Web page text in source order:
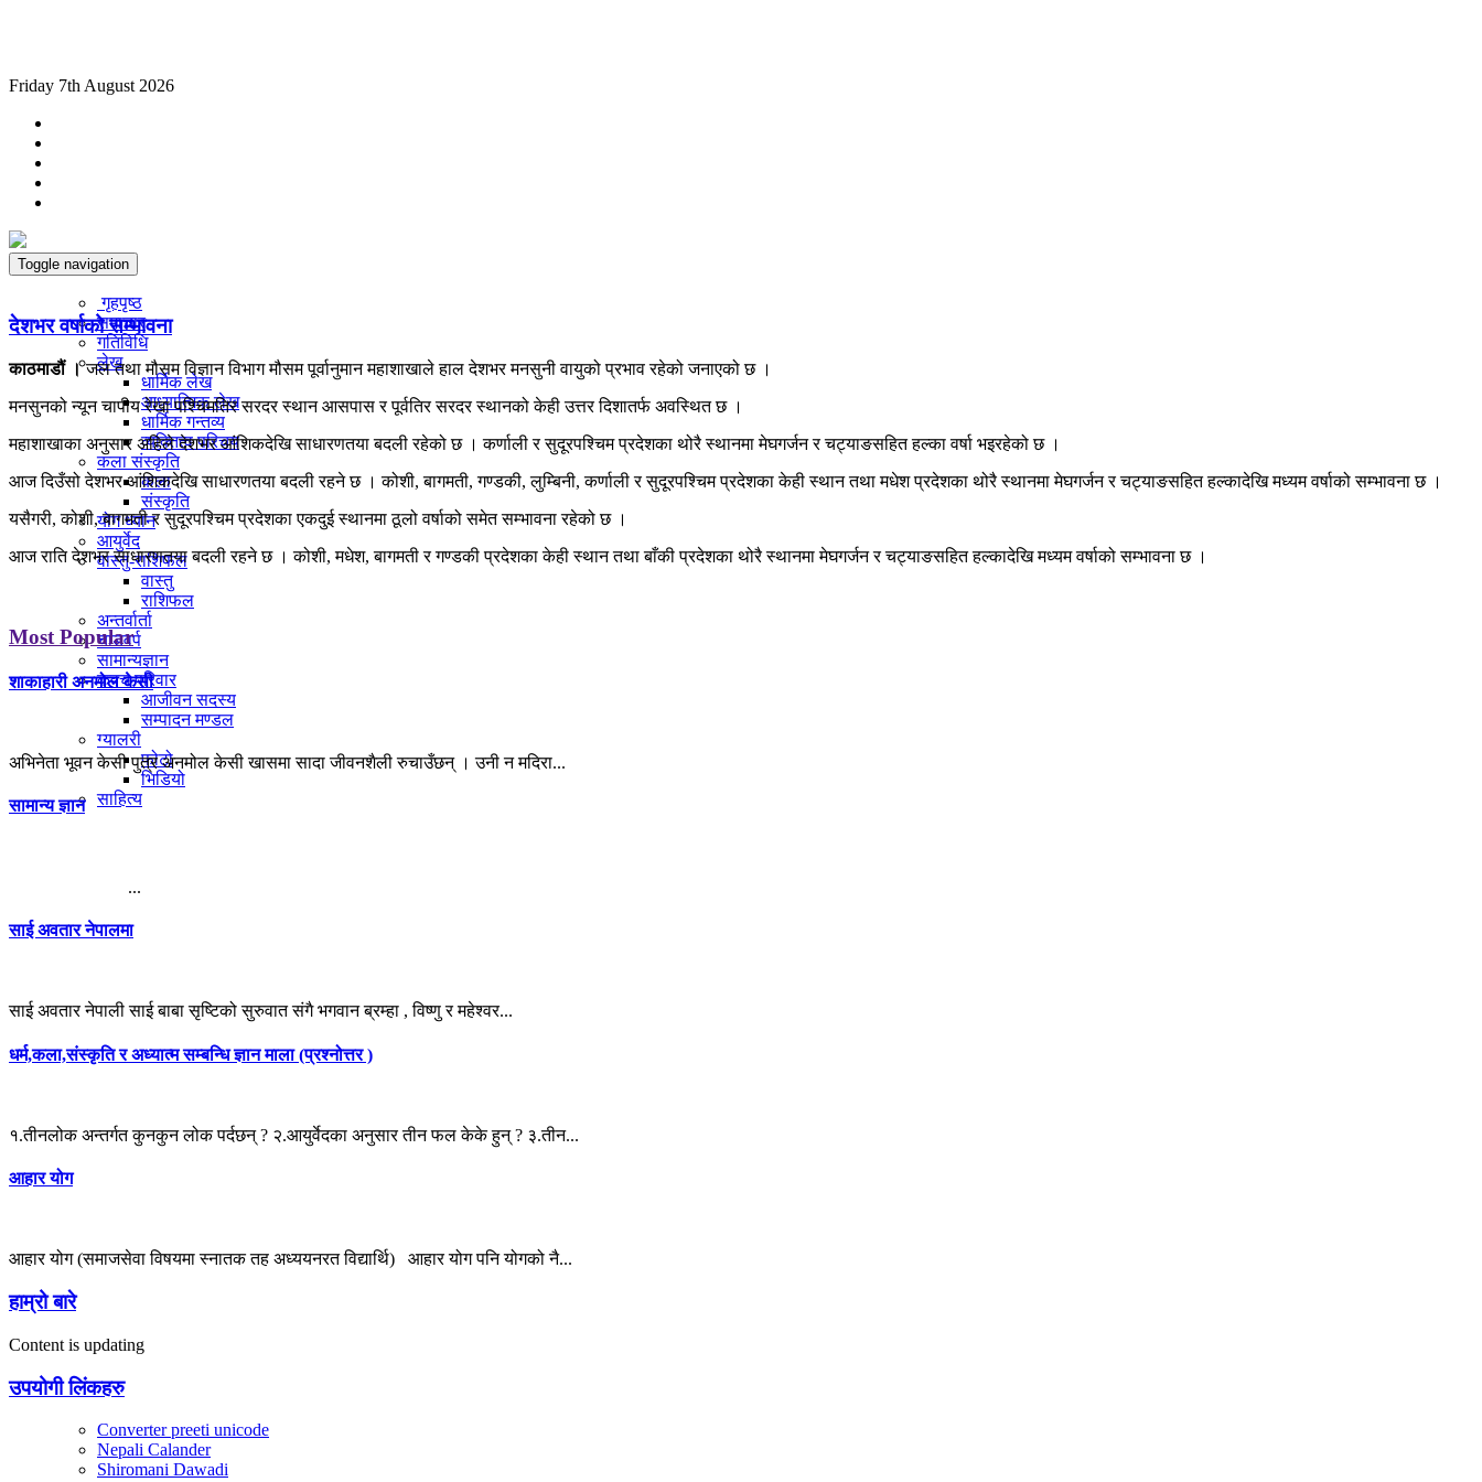
Friday 7th August 2026
Toggle navigation
गृहपृष्ठ
समाचार
गतिविधि
लेख
धार्मिक लेख
आध्यात्मिक लेख
धार्मिक गन्तव्य
व्यक्तित्व परिचय
कला संस्कृति
कला
संस्कृति
योग ध्यान
आयुर्वेद
वास्तु-राशिफल
वास्तु
राशिफल
अन्तर्वार्ता
चाडवर्प
सामान्यज्ञान
कवच परिवार
आजीवन सदस्य
सम्पादन मण्डल
ग्यालरी
फोटो
भिडियो
साहित्य
देशभर वर्षाको सम्भावना
काठमाडौं ।जल तथा मौसम विज्ञान विभाग मौसम पूर्वानुमान महाशाखाले हाल देशभर मनसुनी वायुको प्रभाव रहेको जनाएको छ ।
मनसुनको न्यून चापीय रेखा पश्चिमतिर सरदर स्थान आसपास र पूर्वतिर सरदर स्थानको केही उत्तर दिशातर्फ अवस्थित छ ।
महाशाखाका अनुसार अहिले देशभर आंशिकदेखि साधारणतया बदली रहेको छ । कर्णाली र सुदूरपश्चिम प्रदेशका थोरै स्थानमा मेघगर्जन र चट्याङसहित हल्का वर्षा भइरहेको छ ।
आज दिउँसो देशभर आंशिकदेखि साधारणतया बदली रहने छ । कोशी, बागमती, गण्डकी, लुम्बिनी, कर्णाली र सुदूरपश्चिम प्रदेशका केही स्थान तथा मधेश प्रदेशका थोरै स्थानमा मेघगर्जन र चट्याङसहित हल्कादेखि मध्यम वर्षाको सम्भावना छ ।
यसैगरी, कोशी, बागमती र सुदूरपश्चिम प्रदेशका एकदुई स्थानमा ठूलो वर्षाको समेत सम्भावना रहेको छ ।
आज राति देशभर साधारणतया बदली रहने छ । कोशी, मधेश, बागमती र गण्डकी प्रदेशका केही स्थान तथा बाँकी प्रदेशका थोरै स्थानमा मेघगर्जन र चट्याङसहित हल्कादेखि मध्यम वर्षाको सम्भावना छ ।
Most Popular
शाकाहारी अनमोल केसी
अभिनेता भूवन केसी पुत्र अनमोल केसी खासमा सादा जीवनशैली रुचाउँछन् । उनी न मदिरा...
सामान्य ज्ञान
...
साई अवतार नेपालमा
साई अवतार नेपाली साई बाबा सृष्टिको सुरुवात संगै भगवान ब्रम्हा , विष्णु र महेश्वर...
धर्म,कला,संस्कृति र अध्यात्म सम्बन्धि ज्ञान माला (प्रश्नोत्तर )
१.तीनलोक अन्तर्गत कुनकुन लोक पर्दछन् ? २.आयुर्वेदका अनुसार तीन फल केके हुन् ? ३.तीन...
आहार योग
आहार योग (समाजसेवा विषयमा स्नातक तह अध्ययनरत विद्यार्थि) आहार योग पनि योगको नै...
हाम्रो बारे
Content is updating
उपयोगी लिंकहरु
Converter preeti unicode
Nepali Calander
Shiromani Dawadi